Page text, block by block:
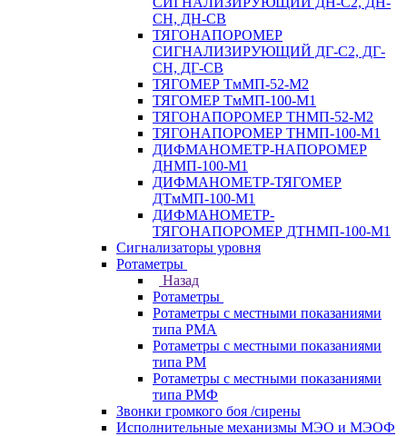
СН, ДН-СВ
ТЯГОНАПОРОМЕР
СИГНАЛИЗИРУЮЩИЙ ДГ-С2, ДГ-
СН, ДГ-СВ
ТЯГОМЕР ТмМП-52-М2
ТЯГОМЕР ТмМП-100-М1
ТЯГОНАПОРОМЕР ТНМП-52-М2
ТЯГОНАПОРОМЕР ТНМП-100-М1
ДИФМАНОМЕТР-НАПОРОМЕР
ДНМП-100-М1
ДИФМАНОМЕТР-ТЯГОМЕР
ДТмМП-100-М1
ДИФМАНОМЕТР-
ТЯГОНАПОРОМЕР ДТНМП-100-М1
Сигнализаторы уровня
Ротаметры
Назад
Ротаметры
Ротаметры с местными показаниями
типа РМА
Ротаметры с местными показаниями
типа РМ
Ротаметры с местными показаниями
типа РМФ
Звонки громкого боя /сирены
Исполнительные механизмы МЭО и МЭОФ